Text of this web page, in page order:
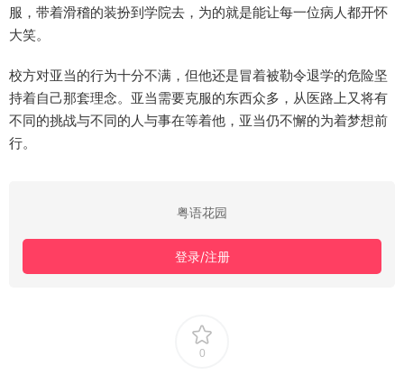
服，带着滑稽的装扮到学院去，为的就是能让每一位病人都开怀
大笑。
校方对亚当的行为十分不满，但他还是冒着被勒令退学的危险坚
持着自己那套理念。亚当需要克服的东西众多，从医路上又将有
不同的挑战与不同的人与事在等着他，亚当仍不懈的为着梦想前
行。
粤语花园
登录/注册
0